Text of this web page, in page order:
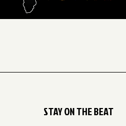
STAY ON THE BEAT